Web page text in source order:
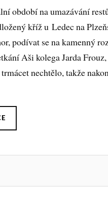
období na umazávání
kříž u Ledec na
podívat se na kamenný
Aši kolega Jarda
nechtělo, takže